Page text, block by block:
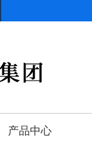
产品中心